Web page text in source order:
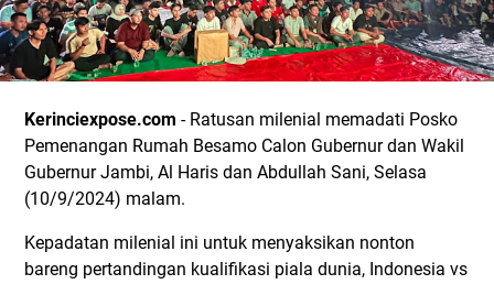
Kerinciexpose.com - Ratusan milenial memadati Posko
Pemenangan Rumah Besamo Calon Gubernur dan Wakil
Gubernur Jambi, Al Haris dan Abdullah Sani, Selasa
(10/9/2024) malam.
Kepadatan milenial ini untuk menyaksikan nonton
bareng pertandingan kualifikasi piala dunia, Indonesia vs